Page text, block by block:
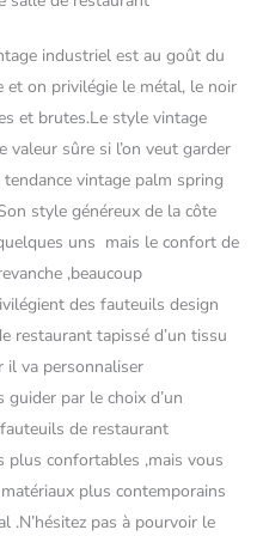
industriel est au goût du
et on privilégie le métal, le noir
et brutes.Le style vintage
valeur sûre si l’on veut garder
vintage palm spring
style généreux de la côte
uns mais le confort de
,beaucoup
des fauteuils design
restaurant tapissé d’un tissu
il va personnaliser
guider par le choix d’un
de restaurant
plus confortables ,mais vous
plus contemporains
.N’hésitez pas à pourvoir le